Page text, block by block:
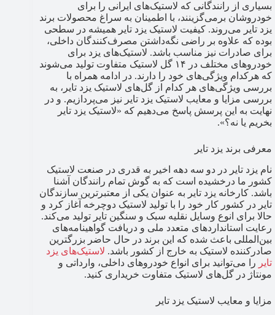
بسیاری از رانندگانی که لاستیک‌های ایرانی را برای
خودروشان برمی‌گزینند، با اطمینان به سراغ محصولات برند
یزد تایر می‌روند. کیفیت لاستیک یزد تایر همیشه در سطحی
بوده که علاوه بر راضی نگه‌داشتن مصرف‌کنندگان داخلی،
برای صادرات نیز مناسب باشد. لاستیک‌های یزد برای
خودروهای مختلف در ۱۴ گل لاستیک متفاوت تولید می‌شوند
که هرکدام ویژگی‌های خود را دارند. در ادامه همراه با
بررسی ویژگی‌های هر کدام از گل‌های لاستیک یزد تایر، به
بررسی مزایا و معایب لاستیک یزد تایر نیز می‌پردازیم. و در
نهایت به این پرسش پاسخ می‌دهیم که «لاستیک یزد تایر
بخریم یا نه؟».
معرفی برند یزد تایر
نام یزد تایر در دو سه دهه اخیر به قدری در صنعت لاستیک
کشور ما درخشیده است که به گوش تمام رانندگان آشنا
باشد. کارخانه یزد تایر به عنوان یکی از معتبرترین سازندگان
تایر در کشور کار خود را با تولید لاستیک دوچرخه آغاز کرد و
حالا برای انوع وسایل نقلیه سبک و سنگین تایر تولید می‌کند.
رعایت استانداردهای متعدد ملی و دریافت گواهینامه‌های
بین‌المللی باعث شده که این برند در حال حاضر بزرگترین
صادرکننده لاستیک به خارج از کشور باشد. لاستیک‌های یزد
تایر را می‌توانید برای انواع خودروهای داخلی، وارداتی و
مونتاژ در گل‌های لاستیک متفاوت خریداری کنید.
مزایا و معایب لاستیک یزد تایر